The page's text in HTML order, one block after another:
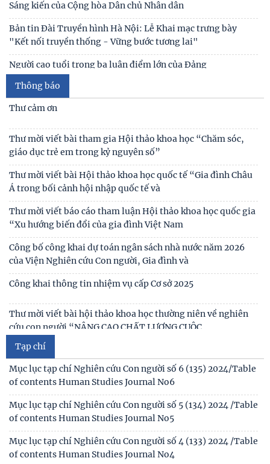
Đóng góp tích cực vào củng cố môi trường hòa bình, ổn
định, phát triển của đất nước
Hội thảo khoa học quốc tế: “Nền kinh tế độc lập, tự chủ:
Sáng kiến của Cộng hòa Dân chủ Nhân dân
Bản tin Đài Truyền hình Hà Nội: Lễ Khai mạc trưng bày
"Kết nối truyền thống - Vững bước tương lai"
Thái độ của học sinh trung học phổ thông ở Hà Nội với vấn
đề bắt nạt trực tuyến
Viện Hàn lâm Khoa học xã hội Việt Nam và Học viện Chính
trị và Hành chính quốc gia Lào ký Thỏa
Chủ tịch Viện Hàn lâm Khoa học xã hội Việt Nam thăm và
làm việc tại Viện Khoa học Kinh tế và Xã hội
Thông báo
Thư cảm ơn
Thư mời viết bài tham gia Hội thảo khoa học “Chăm sóc,
giáo dục trẻ em trong kỷ nguyên số”
Thư mời viết bài Hội thảo khoa học quốc tế “Gia đình Châu
Á trong bối cảnh hội nhập quốc tế và
Thư mời viết báo cáo tham luận Hội thảo khoa học quốc gia
“Xu hướng biến đổi của gia đình Việt Nam
của Viện Nghiên cứu Con người, Gia đình và
Công khai thông tin nhiệm vụ cấp Cơ sở 2025
Thư mời viết bài hội thảo khoa học thường niên về nghiên
cứu con người “NÂNG CAO CHẤT LƯỢNG CUỘC
Thông báo triệu tập thí sinh đủ điều kiện, tiêu chuẩn, tham
gia sát hạch trình độ hiểu biết chung
Thông báo kết quả kiểm tra điều kiện, tiêu chuẩn, văn
bằng, chứng chỉ đối với thí sinh đăng ký dự
Tạp chí
Mục lục tạp chí Nghiên cứu Con người số 6 (135) 2024/Table
of contents Human Studies Journal No6
Mục lục tạp chí Nghiên cứu Con người số 5 (134) 2024 /Table